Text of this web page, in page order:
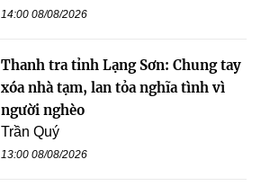
14:00 08/08/2026
Thanh tra tỉnh Lạng Sơn: Chung tay
xóa nhà tạm, lan tỏa nghĩa tình vì
người nghèo
Trần Quý
13:00 08/08/2026